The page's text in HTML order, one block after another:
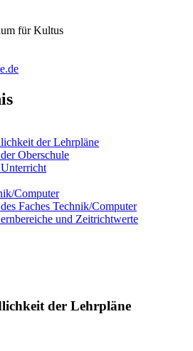
für Kultus
der Lehrpläne
Oberschule
Computer
Faches Technik/Computer
und Zeitrichtwerte
der Lehrpläne